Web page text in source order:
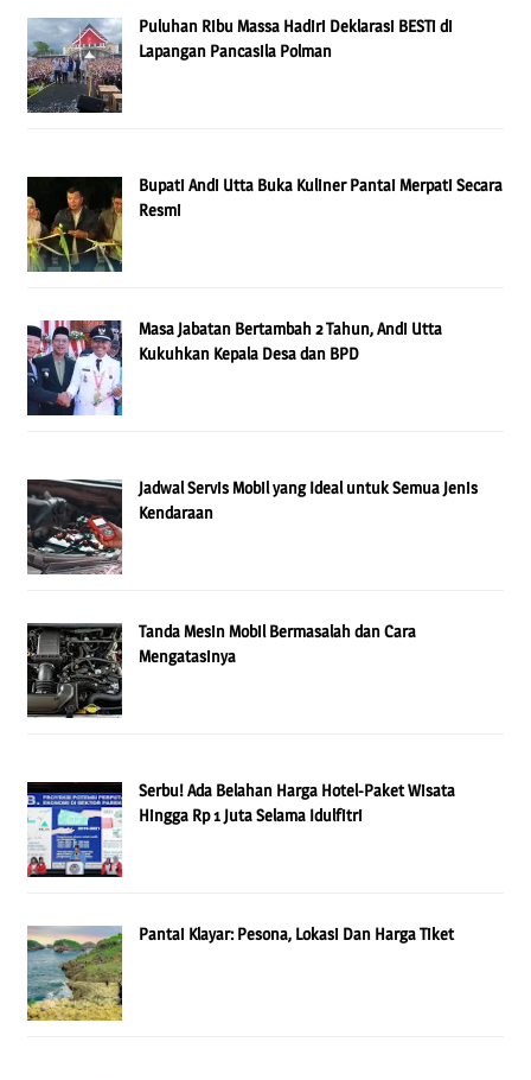
Puluhan Ribu Massa Hadiri Deklarasi BESTi di
Lapangan Pancasila Polman
Bupati Andi Utta Buka Kuliner Pantai Merpati Secara
Resmi
Masa Jabatan Bertambah 2 Tahun, Andi Utta
Kukuhkan Kepala Desa dan BPD
Jadwal Servis Mobil yang Ideal untuk Semua Jenis
Kendaraan
Tanda Mesin Mobil Bermasalah dan Cara
Mengatasinya
Serbu! Ada Belahan Harga Hotel-Paket Wisata
Hingga Rp 1 Juta Selama Idulfitri
Pantai Klayar: Pesona, Lokasi Dan Harga Tiket